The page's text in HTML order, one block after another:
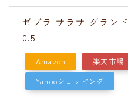
ゼブラ サラサ グランド
0.5
Amazon
楽天市場
Yahooショッピング